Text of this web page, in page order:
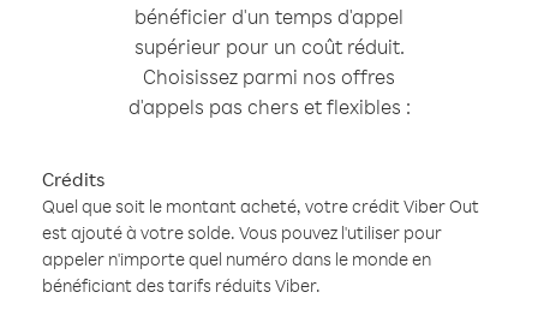
bénéficier d'un temps d'appel
supérieur pour un coût réduit.
Choisissez parmi nos offres
d'appels pas chers et flexibles :
Crédits
Quel que soit le montant acheté, votre crédit Viber Out
est ajouté à votre solde. Vous pouvez l'utiliser pour
appeler n'importe quel numéro dans le monde en
bénéficiant des tarifs réduits Viber.